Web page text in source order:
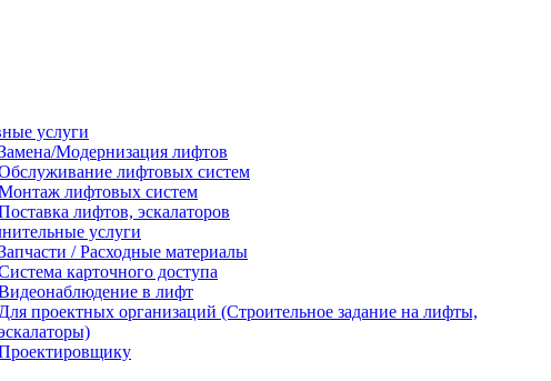
услуги
Модернизация лифтов
лифтовых систем
лифтовых систем
лифтов, эскалаторов
услуги
/ Расходные материалы
карточного доступа
в лифт
Для проектных организаций (Строительное задание на лифты,